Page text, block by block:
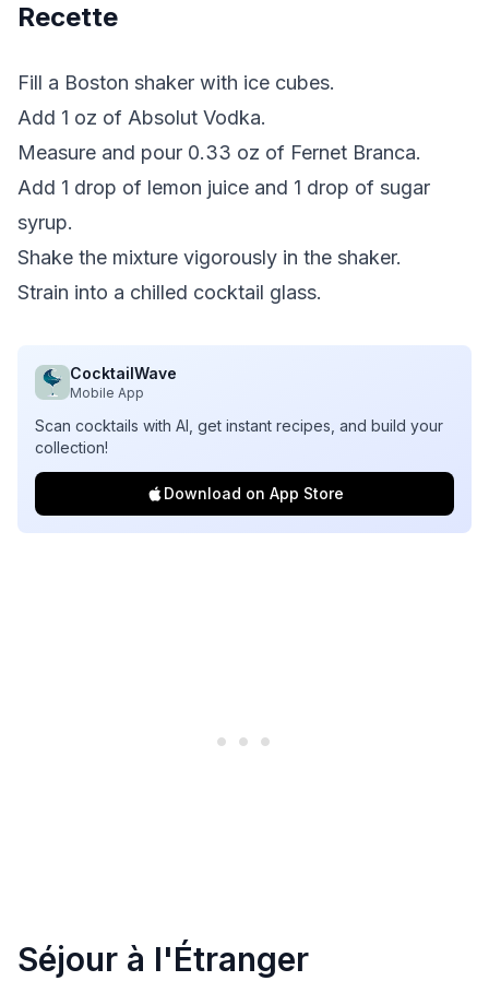
Recette
Fill a Boston shaker with ice cubes.
Add 1 oz of Absolut Vodka.
Measure and pour 0.33 oz of Fernet Branca.
Add 1 drop of lemon juice and 1 drop of sugar
syrup.
Shake the mixture vigorously in the shaker.
Strain into a chilled cocktail glass.
CocktailWave
Mobile App
Scan cocktails with AI, get instant recipes, and build your
collection!
Download on App Store
Séjour à l'Étranger